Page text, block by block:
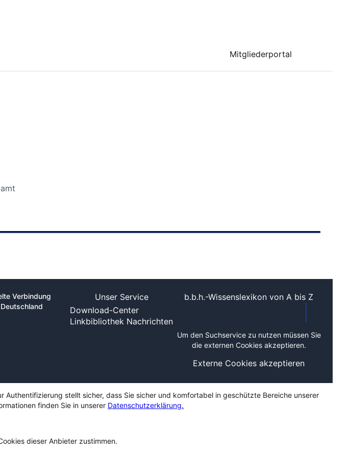
Mitgliederportal
Verbindung
Unser Service
Download-Center
Linkbibliothek Nachrichten
b.b.h.-Wissenslexikon von A bis Z
Um den Suchservice zu nutzen müssen Sie
die externen Cookies akzeptieren.
Externe Cookies akzeptieren
stellt sicher, dass Sie sicher und komfortabel in geschützte Bereiche unserer
finden Sie in unserer Datenschutzerklärung.
dieser Anbieter zustimmen.